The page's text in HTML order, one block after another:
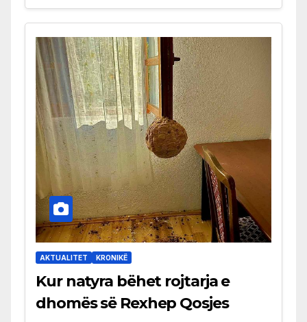
AKTUALITET KRONIKË
Kur natyra bëhet rojtarja e
dhomës së Rexhep Qosjes